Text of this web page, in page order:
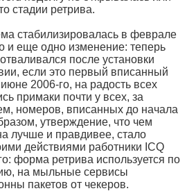
стадии ретрива.
стабилизировалась в феврале
и еще одно изменение: теперь
после установки
если это первый вписанный
2006-го, на радость всех
примаки почти у всех, за
номеров, вписанных до начала
утверждение, что чем
лучше и правдивее, стало
действиями работники ICQ
форма ретрива используется по
на мыльные сервисы
пакетов от чекеров.